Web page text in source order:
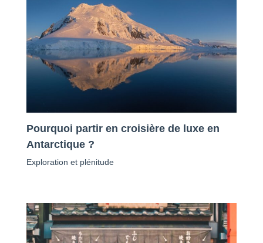
Pourquoi partir en croisière de luxe en
Antarctique ?
Exploration et plénitude